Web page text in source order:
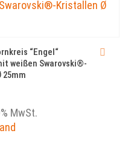
“Engel“
weißen Swarovski®-
MwSt.